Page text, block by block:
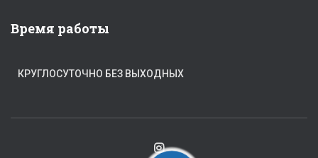
Время работы
КРУГЛОСУТОЧНО БЕЗ ВЫХОДНЫХ